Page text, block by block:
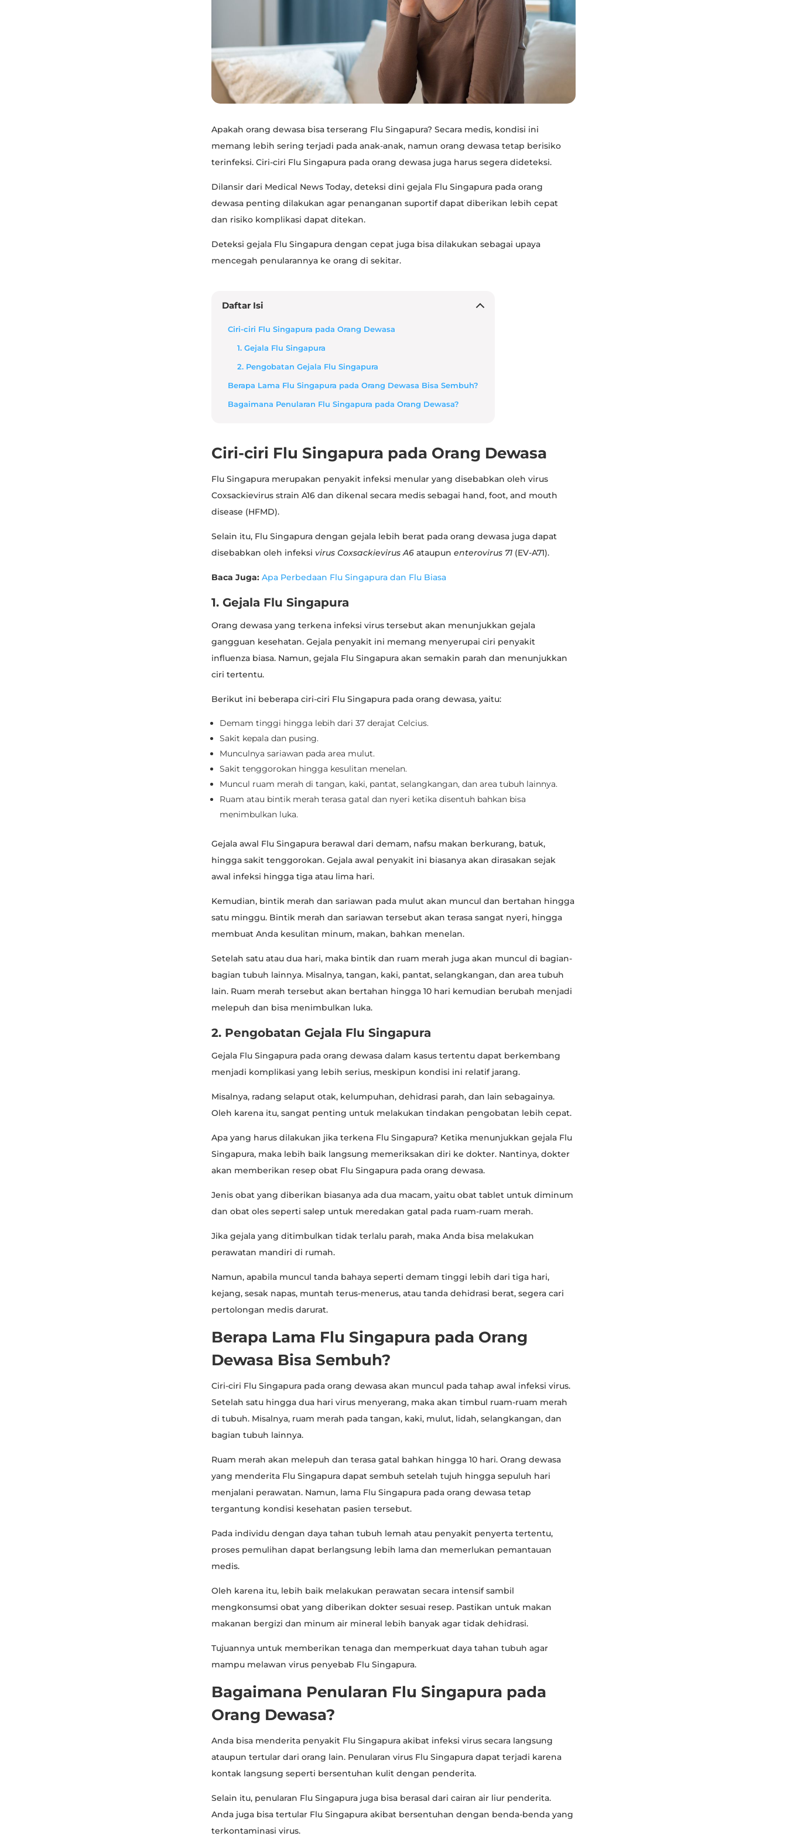
Apakah orang dewasa bisa terserang Flu Singapura? Secara medis, kondisi ini
memang lebih sering terjadi pada anak-anak, namun orang dewasa tetap berisiko
terinfeksi. Ciri-ciri Flu Singapura pada orang dewasa juga harus segera dideteksi.
Dilansir dari Medical News Today, deteksi dini gejala Flu Singapura pada orang
dewasa penting dilakukan agar penanganan suportif dapat diberikan lebih cepat
dan risiko komplikasi dapat ditekan.
Deteksi gejala Flu Singapura dengan cepat juga bisa dilakukan sebagai upaya
mencegah penularannya ke orang di sekitar.
Daftar Isi
Ciri-ciri Flu Singapura pada Orang Dewasa
1. Gejala Flu Singapura
2. Pengobatan Gejala Flu Singapura
Berapa Lama Flu Singapura pada Orang Dewasa Bisa Sembuh?
Bagaimana Penularan Flu Singapura pada Orang Dewasa?
Ciri-ciri Flu Singapura pada Orang Dewasa
Flu Singapura merupakan penyakit infeksi menular yang disebabkan oleh virus
Coxsackievirus strain A16 dan dikenal secara medis sebagai hand, foot, and mouth
disease (HFMD).
Selain itu, Flu Singapura dengan gejala lebih berat pada orang dewasa juga dapat
disebabkan oleh infeksi virus Coxsackievirus A6 ataupunenterovirus 71 (EV-A71).
Baca Juga: Apa Perbedaan Flu Singapura dan Flu Biasa
1. Gejala Flu Singapura
Orang dewasa yang terkena infeksi virus tersebut akan menunjukkan gejala
gangguan kesehatan. Gejala penyakit ini memang menyerupai ciri penyakit
influenza biasa. Namun, gejala Flu Singapura akan semakin parah dan menunjukkan
ciri tertentu.
Berikut ini beberapa ciri-ciri Flu Singapura pada orang dewasa, yaitu:
Demam tinggi hingga lebih dari 37 derajat Celcius.
Sakit kepala dan pusing.
Munculnya sariawan pada area mulut.
Sakit tenggorokan hingga kesulitan menelan.
Muncul ruam merah di tangan, kaki, pantat, selangkangan, dan area tubuh lainnya.
Ruam atau bintik merah terasa gatal dan nyeri ketika disentuh bahkan bisa
menimbulkan luka.
Gejala awal Flu Singapura berawal dari demam, nafsu makan berkurang, batuk,
hingga sakit tenggorokan. Gejala awal penyakit ini biasanya akan dirasakan sejak
awal infeksi hingga tiga atau lima hari.
Kemudian, bintik merah dan sariawan pada mulut akan muncul dan bertahan hingga
satu minggu. Bintik merah dan sariawan tersebut akan terasa sangat nyeri, hingga
membuat Anda kesulitan minum, makan, bahkan menelan.
Setelah satu atau dua hari, maka bintik dan ruam merah juga akan muncul di bagian-
bagian tubuh lainnya. Misalnya, tangan, kaki, pantat, selangkangan, dan area tubuh
lain. Ruam merah tersebut akan bertahan hingga 10 hari kemudian berubah menjadi
melepuh dan bisa menimbulkan luka.
2. Pengobatan Gejala Flu Singapura
Gejala Flu Singapura pada orang dewasa dalam kasus tertentu dapat berkembang
menjadi komplikasi yang lebih serius, meskipun kondisi ini relatif jarang.
Misalnya, radang selaput otak, kelumpuhan, dehidrasi parah, dan lain sebagainya.
Oleh karena itu, sangat penting untuk melakukan tindakan pengobatan lebih cepat.
Apa yang harus dilakukan jika terkena Flu Singapura? Ketika menunjukkan gejala Flu
Singapura, maka lebih baik langsung memeriksakan diri ke dokter. Nantinya, dokter
akan memberikan resep obat Flu Singapura pada orang dewasa.
Jenis obat yang diberikan biasanya ada dua macam, yaitu obat tablet untuk diminum
dan obat oles seperti salep untuk meredakan gatal pada ruam-ruam merah.
Jika gejala yang ditimbulkan tidak terlalu parah, maka Anda bisa melakukan
perawatan mandiri di rumah.
Namun, apabila muncul tanda bahaya seperti demam tinggi lebih dari tiga hari,
kejang, sesak napas, muntah terus-menerus, atau tanda dehidrasi berat, segera cari
pertolongan medis darurat.
Berapa Lama Flu Singapura pada Orang
Dewasa Bisa Sembuh?
Ciri-ciri Flu Singapura pada orang dewasa akan muncul pada tahap awal infeksi virus.
Setelah satu hingga dua hari virus menyerang, maka akan timbul ruam-ruam merah
di tubuh. Misalnya, ruam merah pada tangan, kaki, mulut, lidah, selangkangan, dan
bagian tubuh lainnya.
Ruam merah akan melepuh dan terasa gatal bahkan hingga 10 hari. Orang dewasa
yang menderita Flu Singapura dapat sembuh setelah tujuh hingga sepuluh hari
menjalani perawatan. Namun, lama Flu Singapura pada orang dewasa tetap
tergantung kondisi kesehatan pasien tersebut.
Pada individu dengan daya tahan tubuh lemah atau penyakit penyerta tertentu,
proses pemulihan dapat berlangsung lebih lama dan memerlukan pemantauan
medis.
Oleh karena itu, lebih baik melakukan perawatan secara intensif sambil
mengkonsumsi obat yang diberikan dokter sesuai resep. Pastikan untuk makan
makanan bergizi dan minum air mineral lebih banyak agar tidak dehidrasi.
Tujuannya untuk memberikan tenaga dan memperkuat daya tahan tubuh agar
mampu melawan virus penyebab Flu Singapura.
Bagaimana Penularan Flu Singapura pada
Orang Dewasa?
Anda bisa menderita penyakit Flu Singapura akibat infeksi virus secara langsung
ataupun tertular dari orang lain. Penularan virus Flu Singapura dapat terjadi karena
kontak langsung seperti bersentuhan kulit dengan penderita.
Selain itu, penularan Flu Singapura juga bisa berasal dari cairan air liur penderita.
Anda juga bisa tertular Flu Singapura akibat bersentuhan dengan benda-benda yang
terkontaminasi virus.